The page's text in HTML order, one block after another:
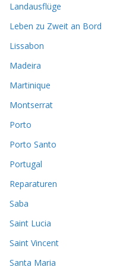
Landausflüge
Leben zu Zweit an Bord
Lissabon
Madeira
Martinique
Montserrat
Porto
Porto Santo
Portugal
Reparaturen
Saba
Saint Lucia
Saint Vincent
Santa Maria